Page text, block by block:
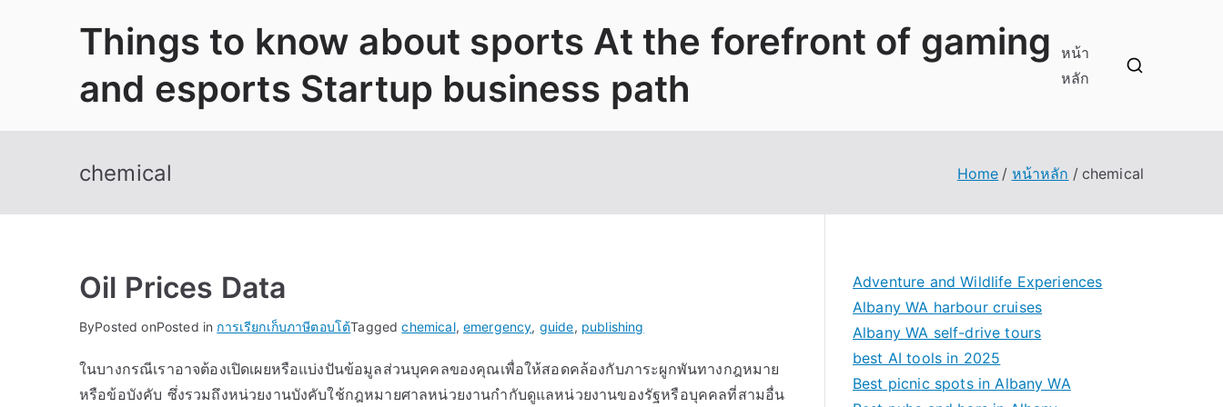
Things to know about sports At the forefront of gaming
and esports Startup business path
หน้า
หลัก
chemical Home หน้าหลัก chemical
Oil Prices Data
ByPosted onPosted in การเรียกเก็บภาษีตอบโต้Taggedchemical,emergency, guide, publishing
ในบางกรณีเราอาจต้องเปิดเผยหรือแบ่งปันข้อมูลส่วนบุคคลของคุณเพื่อให้สอดคล้องกับภาระผูกพันทางกฎหมาย
หรือข้อบังคับ ซึ่งรวมถึงหน่วยงานบังคับใช้กฎหมายศาลหน่วยงานกำกับดูแลหน่วยงานของรัฐหรือบุคคลที่สามอื่น
Adventure and Wildlife Experiences
Albany WA harbour cruises
Albany WA self-drive tours
best AI tools in 2025
Best picnic spots in Albany WA